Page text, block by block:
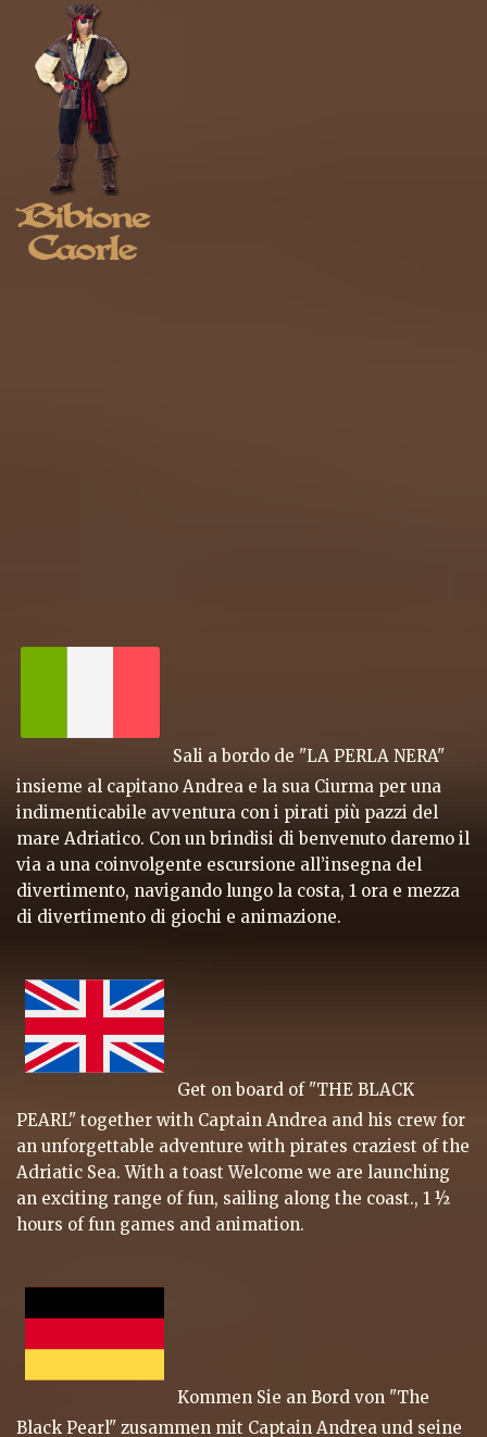
Sali a bordo de "LA PERLA NERA"
insieme al capitano Andrea e la sua Ciurma per una
indimenticabile avventura con i pirati più pazzi del
mare Adriatico. Con un brindisi di benvenuto daremo il
via a una coinvolgente escursione all’insegna del
divertimento, navigando lungo la costa, 1 ora e mezza
di divertimento di giochi e animazione.
Get on board of "THE BLACK
PEARL" together with Captain Andrea and his crew for
an unforgettable adventure with pirates craziest of the
Adriatic Sea. With a toast Welcome we are launching
an exciting range of fun, sailing along the coast., 1 ½
hours of fun games and animation.
Kommen Sie an Bord von "The
Black Pearl" zusammen mit Captain Andrea und seine